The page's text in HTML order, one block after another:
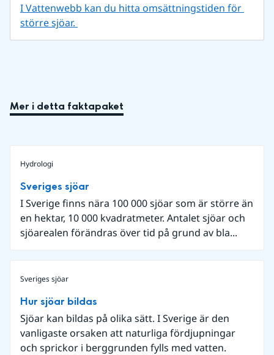
I Vattenwebb kan du hitta omsättningstiden för
större sjöar.
Mer i detta faktapaket
Hydrologi
Sveriges sjöar
I Sverige finns nära 100 000 sjöar som är större än
en hektar, 10 000 kvadratmeter. Antalet sjöar och
sjöarealen förändras över tid på grund av bla...
Sveriges sjöar
Hur sjöar bildas
Sjöar kan bildas på olika sätt. I Sverige är den
vanligaste orsaken att naturliga fördjupningar
och sprickor i berggrunden fylls med vatten.